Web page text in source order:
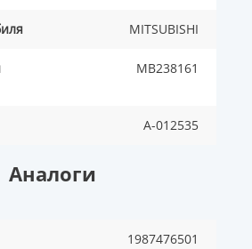
MITSUBISHI
MB238161
A-012535
Аналоги
1987476501